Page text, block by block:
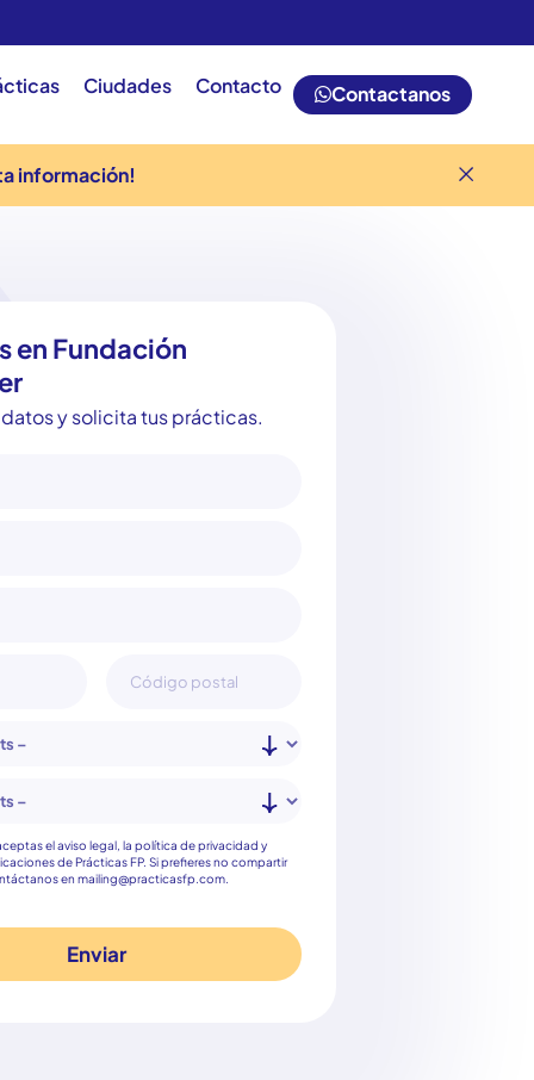
Ciudades Contacto Contactanos
información!
en Fundación
y solicita tus prácticas.
el aviso legal, la política de privacidad y
de Prácticas FP. Si prefieres no compartir
en mailing@practicasfp.com.